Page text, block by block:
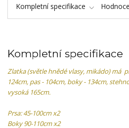
Kompletní specifikace
Kompletní specifikace
Zlatka (světle hnědé vlasy, mikádo) má
124cm, pas - 104cm, boky - 134cm,
vysoká 165cm.
Prsa: 45-100cm x2
Boky 90-110cm x2